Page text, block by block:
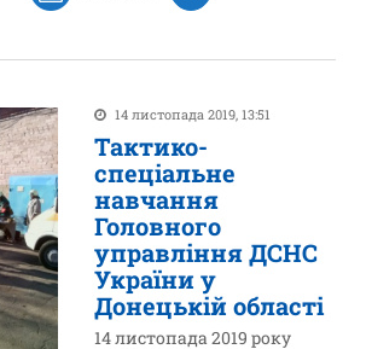
14 листопада 2019, 13:51
Тактико-
спеціальне
навчання
Головного
управління ДСНС
України у
Донецькій області
14 листопада 2019 року